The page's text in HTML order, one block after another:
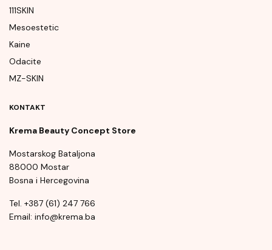
111SKIN
Mesoestetic
Kaine
Odacite
MZ-SKIN
KONTAKT
Krema Beauty Concept Store
Mostarskog Bataljona
88000 Mostar
Bosna i Hercegovina
Tel. +387 (61) 247 766
Email: info@krema.ba